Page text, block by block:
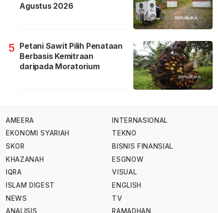
Agustus 2026
5 Petani Sawit Pilih Penataan
Berbasis Kemitraan
daripada Moratorium
AMEERA
EKONOMI SYARIAH
SKOR
KHAZANAH
IQRA
ISLAM DIGEST
NEWS
ANALISIS
INTERNASIONAL
TEKNO
BISNIS FINANSIAL
ESGNOW
VISUAL
ENGLISH
TV
RAMADHAN